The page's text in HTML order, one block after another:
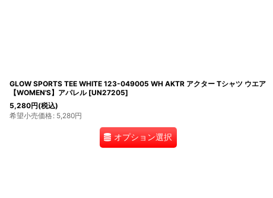
GLOW SPORTS TEE WHITE 123-049005 WH AKTR アクター Tシャツ ウエア
【WOMEN'S】アパレル [UN27205]
5,280円(税込)
希望小売価格: 5,280円
オプション選択